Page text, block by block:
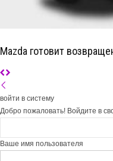
Mazda готовит
войти в систему
Добро пожаловать! Войдите в
Ваше имя пользователя